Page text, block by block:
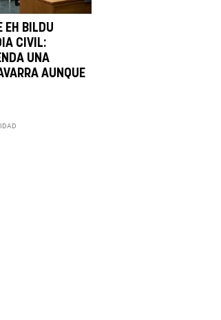
EH BILDU
CIVIL:
UNA
AUNQUE